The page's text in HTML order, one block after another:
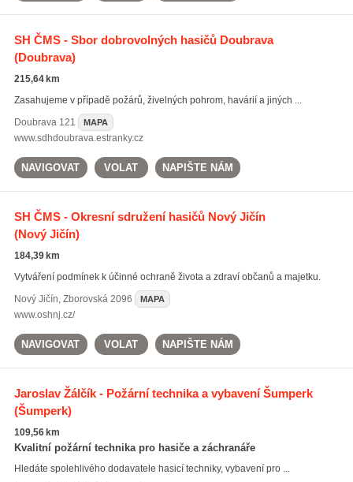
SH ČMS - Sbor dobrovolných hasičů Doubrava
(Doubrava)
215,64 km
Zasahujeme v případě požárů, živelných pohrom, havárií a jiných ...
Doubrava121 MAPA
www.sdhdoubrava.estranky.cz
NAVIGOVAT VOLAT NAPIŠTE NÁM
SH ČMS - Okresní sdružení hasičů Nový Jičín
(Nový Jičín)
184,39 km
Vytváření podmínek k účinné ochraně života a zdraví občanů a majetku.
Nový Jičín, Zborovská 2096 MAPA
www.oshnj.cz/
NAVIGOVAT VOLAT NAPIŠTE NÁM
Jaroslav Žálčík - Požární technika a vybavení Šumperk
(Šumperk)
109,56 km
Kvalitní požární technika pro hasiče a záchranáře
Hledáte spolehlivého dodavatele hasicí techniky, vybavení pro ...